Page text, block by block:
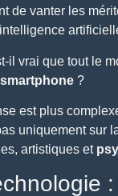
de vanter les
il vrai que tout le
smartphone ?
est plus
uniquement sur
artistiques et